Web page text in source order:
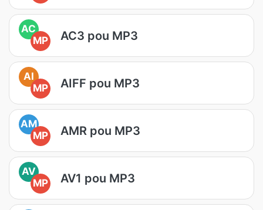
AC
MP
AC3 pou MP3
AI
MP
AIFF pou MP3
AM
MP
AMR pou MP3
AV
MP
AV1 pou MP3